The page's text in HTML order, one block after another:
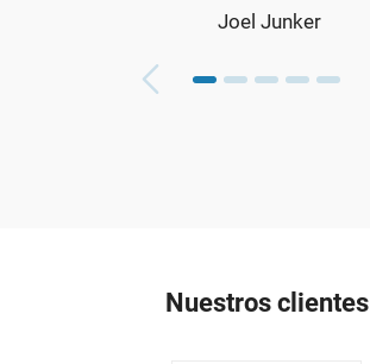
Joel Junker
Nuestros clientes